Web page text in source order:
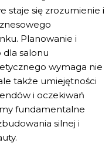
staje się zrozumienie i
Planowanie i
salonu
wymaga nie
także umiejętności
i oczekiwań
fundamentalne
silnej i